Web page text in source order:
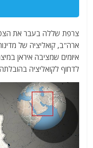
צרפת שללה בעבר את
ארה"ב, קואליציה של
איומים שמציבה איראן
לדחוף לקואליציה